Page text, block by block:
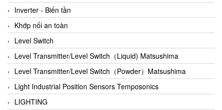
ATI (Analytical Technology Inc)
Atos
Atrax
Auma
Autec
Auto Flow
Automatic valve
Inverter - Biến tần
Khớp nối an toàn
Level Switch
Level Transmitter/Level Switch（Liquid) Matsushima
Level Transmitter/Level Switch（Powder）Matsushima
Light Industrial Position Sensors Temposonics
LIGHTING